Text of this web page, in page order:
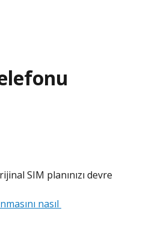
SIM planınızı devre
nasıl